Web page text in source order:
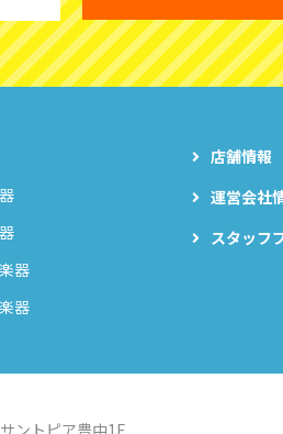
器
器
店舗情報
運営会社
スタッフ
サントピア豊中1F